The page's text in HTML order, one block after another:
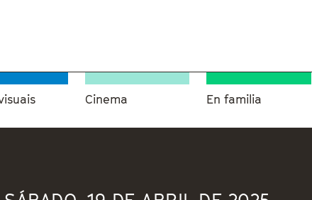
Cinema En familia